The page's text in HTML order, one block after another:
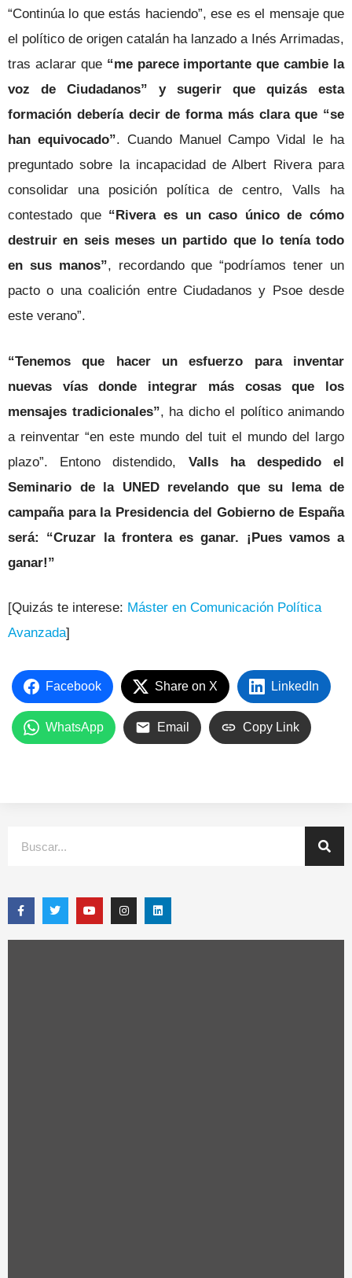
“Continúa lo que estás haciendo”, ese es el mensaje que
el político de origen catalán ha lanzado a Inés Arrimadas,
tras aclarar que “me parece importante que cambie la
voz de Ciudadanos” y sugerir que quizás esta
formación debería decir de forma más clara que “se
han equivocado”. Cuando Manuel Campo Vidal le ha
preguntado sobre la incapacidad de Albert Rivera para
consolidar una posición política de centro, Valls ha
contestado que “Rivera es un caso único de cómo
destruir en seis meses un partido que lo tenía todo
en sus manos”, recordando que “podríamos tener un
pacto o una coalición entre Ciudadanos y Psoe desde
este verano”.
“Tenemos que hacer un esfuerzo para inventar
nuevas vías donde integrar más cosas que los
mensajes tradicionales”, ha dicho el político animando
a reinventar “en este mundo del tuit el mundo del largo
plazo”. Entono distendido, Valls ha despedido el
Seminario de la UNED revelando que su lema de
campaña para la Presidencia del Gobierno de España
será: “Cruzar la frontera es ganar. ¡Pues vamos a
ganar!”
[Quizás te interese: Máster en Comunicación Política
Avanzada]
Facebook Share on X LinkedIn
WhatsApp Email Copy Link